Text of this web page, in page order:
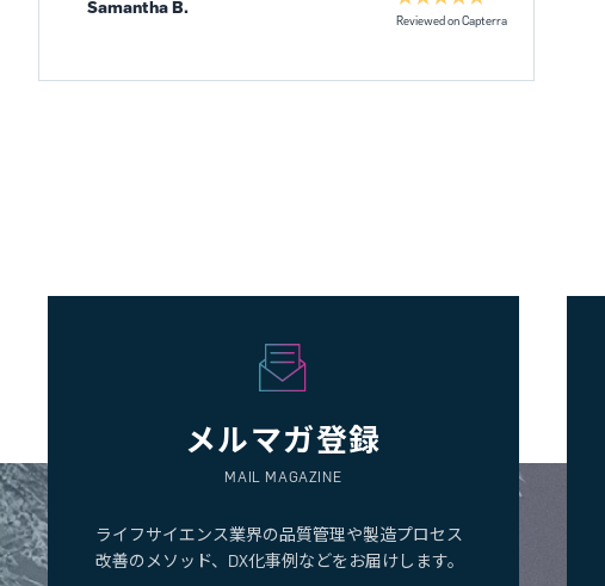
Samantha B.
Reviewed on Capterra
メルマガ登録
MAIL MAGAZINE
ライフサイエンス業界の品質管理や製造プロセス
改善のメソッド、DX化事例などをお届けします。